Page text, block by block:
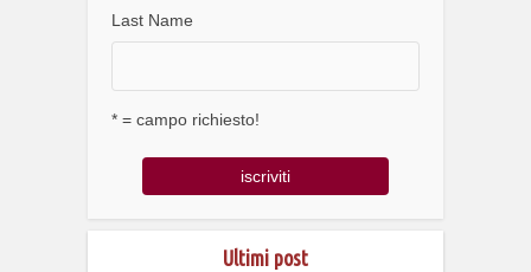
Last Name
* = campo richiesto!
Ultimi post